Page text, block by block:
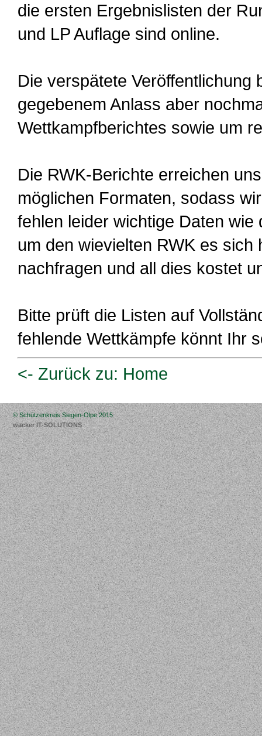
die ersten Ergebnislisten der
und LP Auflage sind online.
Die verspätete Veröffentlichung
gegebenem Anlass aber
Wettkampfberichtes sowie um
Die RWK-Berichte erreichen
möglichen Formaten, sodass
fehlen leider wichtige Daten
um den wievielten RWK es
nachfragen und all dies kostet
Bitte prüft die Listen auf
fehlende Wettkämpfe könnt Ihr
<- Zurück zu: Home
© Schützenkreis Siegen-Olpe 2015
wacker IT-SOLUTIONS